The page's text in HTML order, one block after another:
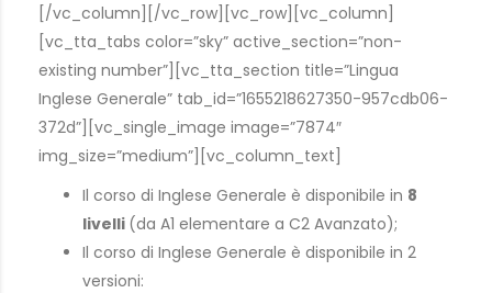
[/vc_column][/vc_row][vc_row][vc_column]
[vc_tta_tabs color=”sky” active_section=”non-
existing number”][vc_tta_section title=”Lingua
Inglese Generale” tab_id=”1655218627350-957cdb06-
372d”][vc_single_image image=”7874″
img_size=”medium”][vc_column_text]
Il corso di Inglese Generale è disponibile in 8
livelli (da A1 elementare a C2 Avanzato);
Il corso di Inglese Generale è disponibile in 2
versioni: